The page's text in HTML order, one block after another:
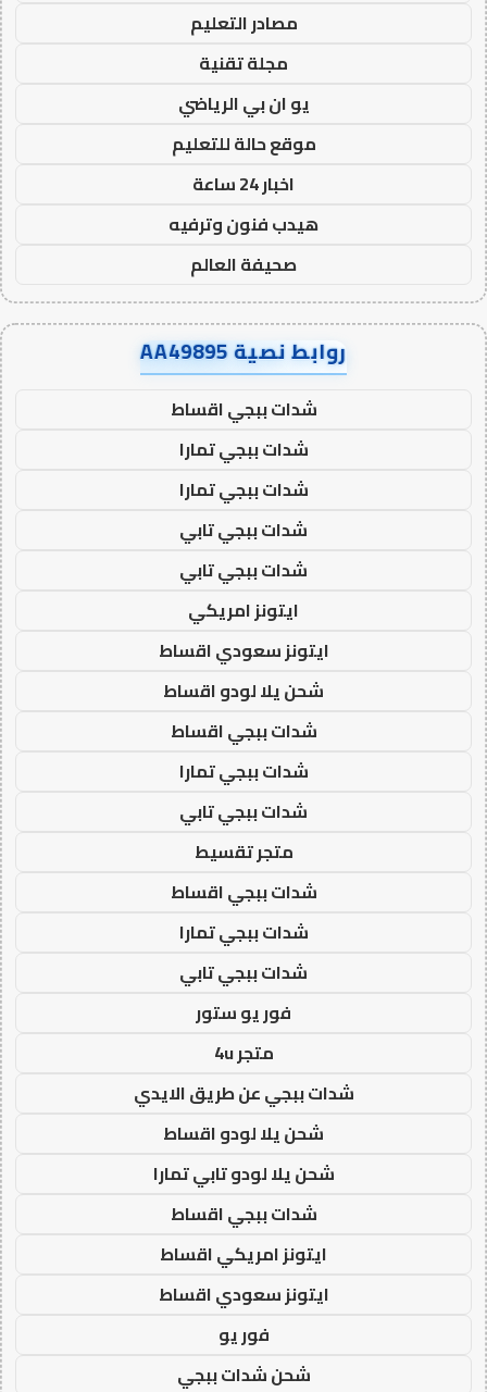
مصادر التعليم
مجلة تقنية
يو ان بي الرياضي
موقع حالة للتعليم
اخبار 24 ساعة
هيدب فنون وترفيه
صحيفة العالم
روابط نصية AA49895
شدات ببجي اقساط
شدات ببجي تمارا
شدات ببجي تمارا
شدات ببجي تابي
شدات ببجي تابي
ايتونز امريكي
ايتونز سعودي اقساط
شحن يلا لودو اقساط
شدات ببجي اقساط
شدات ببجي تمارا
شدات ببجي تابي
متجر تقسيط
شدات ببجي اقساط
شدات ببجي تمارا
شدات ببجي تابي
فور يو ستور
متجر 4u
شدات ببجي عن طريق الايدي
شحن يلا لودو اقساط
شحن يلا لودو تابي تمارا
شدات ببجي اقساط
ايتونز امريكي اقساط
ايتونز سعودي اقساط
فور يو
شحن شدات ببجي